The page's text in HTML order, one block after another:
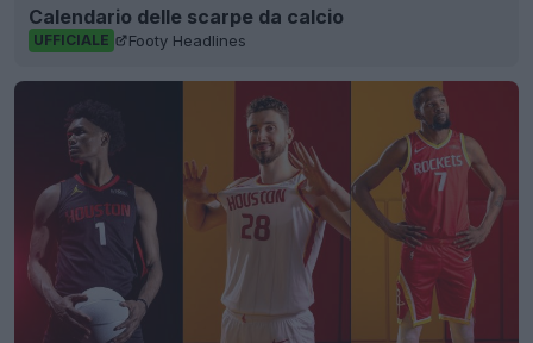
Calendario delle scarpe da calcio
UFFICIALE Footy Headlines